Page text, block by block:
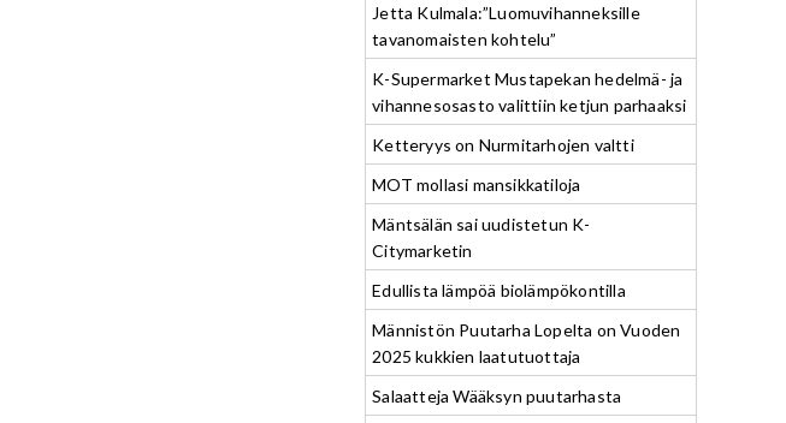
Jetta Kulmala:”Luomuvihanneksille
tavanomaisten kohtelu”
K-Supermarket Mustapekan hedelmä- ja
vihannesosasto valittiin ketjun parhaaksi
Ketteryys on Nurmitarhojen valtti
MOT mollasi mansikkatiloja
Mäntsälän sai uudistetun K-
Citymarketin
Edullista lämpöä biolämpökontilla
Männistön Puutarha Lopelta on Vuoden
2025 kukkien laatutuottaja
Salaatteja Wääksyn puutarhasta